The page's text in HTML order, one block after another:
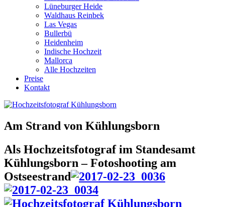
Lüneburger Heide
Waldhaus Reinbek
Las Vegas
Bullerbü
Heidenheim
Indische Hochzeit
Mallorca
Alle Hochzeiten
Preise
Kontakt
Am Strand von Kühlungsborn
Als Hochzeitsfotograf im Standesamt
Kühlungsborn – Fotoshooting am
Ostseestrand